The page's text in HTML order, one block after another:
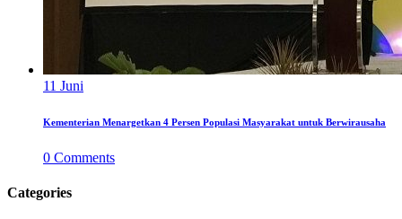
11 Juni
Kementerian Menargetkan 4 Persen Populasi Masyarakat untuk Berwirausaha
0 Comments
Categories